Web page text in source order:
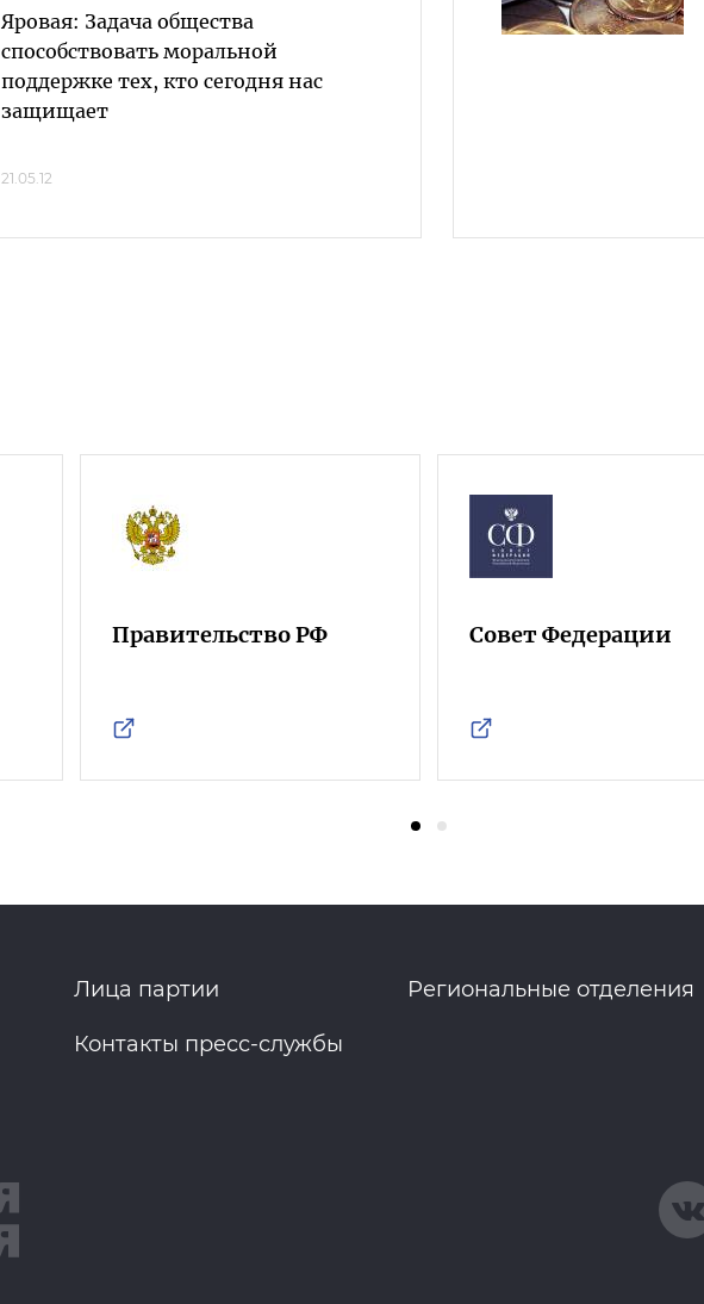
Яровая: Задача общества
способствовать моральной
поддержке тех, кто сегодня нас
защищает
21.05.12
Правительство РФ Совет Федерации
Лица партии Региональные отделения
Контакты пресс-службы